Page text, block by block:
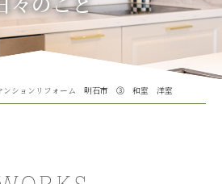
ンションリフォーム 明石市 ③ 和室 洋室